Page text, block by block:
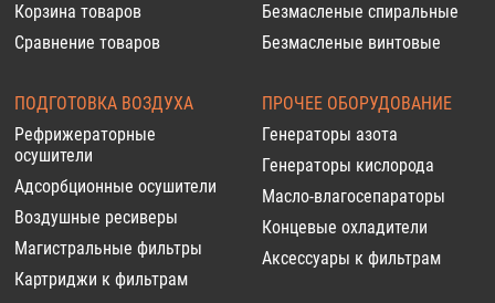
Корзина товаров
Сравнение товаров
Безмасленые спиральные
Безмасленые винтовые
ПОДГОТОВКА ВОЗДУХА
Рефрижераторные
осушители
Адсорбционные осушители
Воздушные ресиверы
Магистральные фильтры
Картриджи к фильтрам
ПРОЧЕЕ ОБОРУДОВАНИЕ
Генераторы азота
Генераторы кислорода
Масло-влагосепараторы
Концевые охладители
Аксессуары к фильтрам